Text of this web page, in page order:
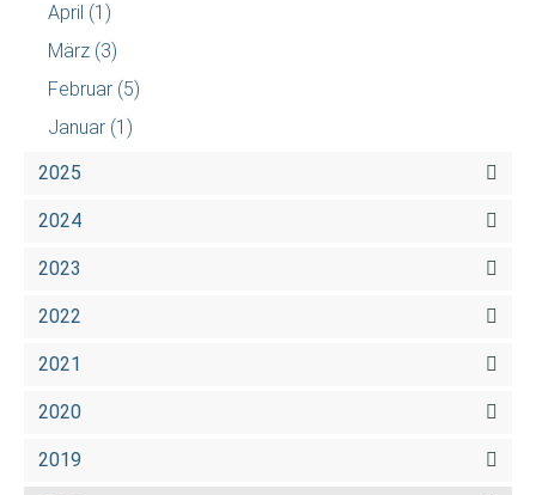
April (1)
März (3)
Februar (5)
Januar (1)
2025
2024
2023
2022
2021
2020
2019